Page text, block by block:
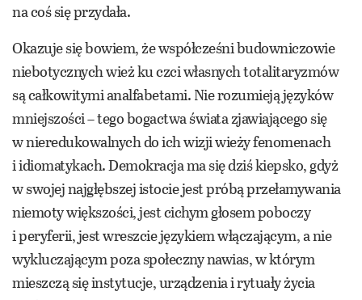
na coś się przydała.
Okazuje się bowiem, że współcześni budowniczowie
niebotycznych wież ku czci własnych totalitaryzmów
są całkowitymi analfabetami. Nie rozumieją języków
mniejszości – tego bogactwa świata zjawiającego się
w nieredukowalnych do ich wizji wieży fenomenach
i idiomatykach. Demokracja ma się dziś kiepsko, gdyż
w swojej najgłębszej istocie jest próbą przełamywania
niemoty większości, jest cichym głosem poboczy
i peryferii, jest wreszcie językiem włączającym, a nie
wykluczającym poza społeczny nawias, w którym
mieszczą się instytucje, urządzenia i rytuały życia